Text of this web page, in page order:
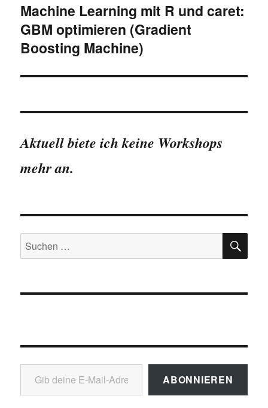
Machine Learning mit R und caret:
GBM optimieren (Gradient
Boosting Machine)
Aktuell biete ich keine Workshops
mehr an.
Suchen
nach:
Gib deine E-Mail-Adresse ein ...
ABONNIEREN